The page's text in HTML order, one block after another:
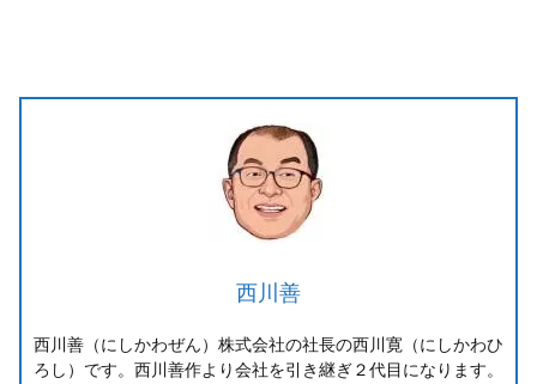
西川善
西川善（にしかわぜん）株式会社の社長の西川寛（にしかわひ
ろし）です。西川善作より会社を引き継ぎ２代目になります。